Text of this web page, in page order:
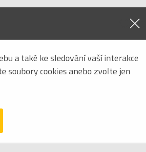
Close
a také ke sledování vaší interakce
soubory cookies anebo zvolte jen